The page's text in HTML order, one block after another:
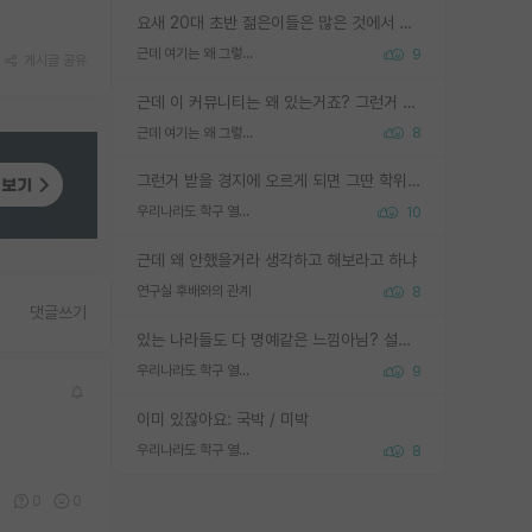
요새 20대 초반 젊은이들은 많은 것에서 가성비를 따지더라고요. 내가 이 정도 인풋을 넣었을 때 그만큼 아웃풋이 나올 것인가? 사실 아웃풋이 인풋 대비 리니어하게 나오지 않는 영역을 시도하기 싫어한다는 느낌입니다.
근데 여기는 왜 그렇게 SPK를 물어보는거임? 9
근데 이 커뮤니티는 왜 있는거죠? 그런거 쉽게 물어볼수있어서 있는거 아닌가요? 그렇게 보기 싫으면 커뮤니티도 하지마시지 그러면
근데 여기는 왜 그렇게 SPK를 물어보는거임? 8
그런거 받을 경지에 오르게 되면 그딴 학위명이 필요없음
우리나라도 학구 열풍보면 Higher Doctorate 학위가 필요하다고 봅니다. 10
근데 왜 안했을거라 생각하고 해보라고 하냐
연구실 후배와의 관계 8
있는 나라들도 다 명예같은 느낌아님? 설마 박사끼리 등급나눠서 학위수여하자 같은 헛소리는 아니지? ㅋㅋ
우리나라도 학구 열풍보면 Higher Doctorate 학위가 필요하다고 봅니다. 9
이미 있잖아요: 국박 / 미박
우리나라도 학구 열풍보면 Higher Doctorate 학위가 필요하다고 봅니다. 8
댓글쓰기